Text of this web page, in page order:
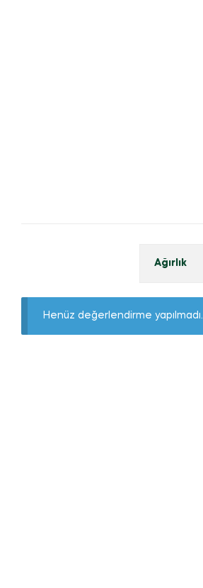
Ağırlık
Henüz değerlendirme yapılmadı.